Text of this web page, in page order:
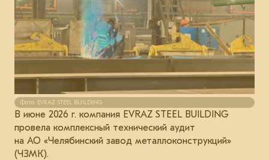
Фото: EVRAZ STEEL BUILDING
В июне 2026 г. компания EVRAZ STEEL BUILDING
провела комплексный технический аудит
на АО «Челябинский завод металлоконструкций»
(ЧЗМК).